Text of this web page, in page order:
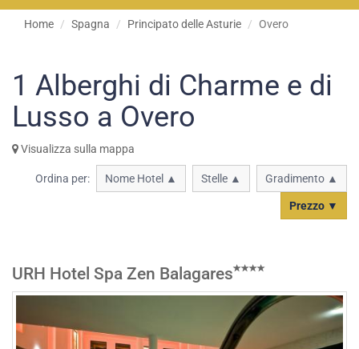
Home Spagna Principato delle Asturie Overo
1 Alberghi di Charme e di
Lusso a Overo
Visualizza sulla mappa
Ordina per: Nome Hotel ▲ Stelle ▲ Gradimento ▲
Prezzo ▼
URH Hotel Spa Zen Balagares